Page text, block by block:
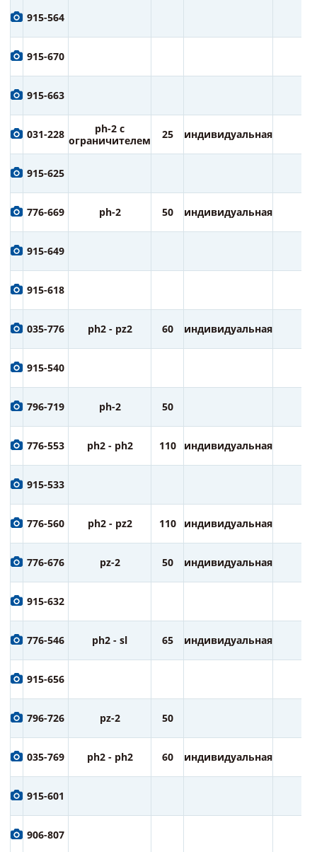
915-564
915-670
915-663
031-228
ph-2 с
ограничителем
25 индивидуальная
915-625
776-669 ph-2 50 индивидуальная
915-649
915-618
035-776 ph2 - pz2 60 индивидуальная
915-540
796-719 ph-2 50
776-553 ph2 - ph2 110 индивидуальная
915-533
776-560 ph2 - pz2 110 индивидуальная
776-676 pz-2 50 индивидуальная
915-632
776-546 ph2 - sl 65 индивидуальная
915-656
796-726 pz-2 50
035-769 ph2 - ph2 60 индивидуальная
915-601
906-807